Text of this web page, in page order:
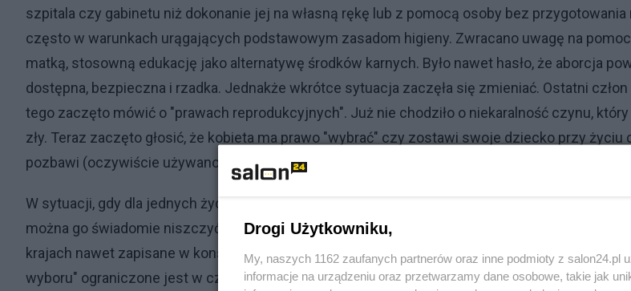
szpitala czy gabinetu niż dokonanie jej na własną rękę lub z pomocą osoby bez
często w warunkach urągających podstawowym zasadom higieny. Zwracano uwagę na
matką, stosowną edukację jako alternatywę środków karnych. Było nawet hasło, że aborcja
dostępna, bezpieczna i rzadka. Jednakże wkrótce sytuacja zaczęła się zmieniać. Ostatni człon
tego zaczęto mówić o "prawach reprodukcyjnych". Już nie chodziło o niekaralność czynu,
zły. Teraz zaczęto głosić, że kobieta ma prawo "wybrać" czy zostawi swoje dziecko przy życiu
pozbawi (oczywiście używano innych sformułowań).
W sytuacji, gdy dla jednych życie człowieka zaczyna się od momentu poczęcia i na żadnym
można go świadomie niszczyć, a dla innych niezbywalnym prawem kobiety jest prawo do
krajach nawet zapisane w konstytucji) faktycznie trudno o kompromis. W większości krajów
wyboru" ograniczone jest w czasie. Bardzo niewiele krajów (w tym Chiny, Kanada, niektóre
Drogi Użytkowniku,
My, naszych 1162 zaufanych partnerów oraz inne podmioty z salon24.pl
informacje na urządzeniu oraz przetwarzamy dane osobowe, takie jak